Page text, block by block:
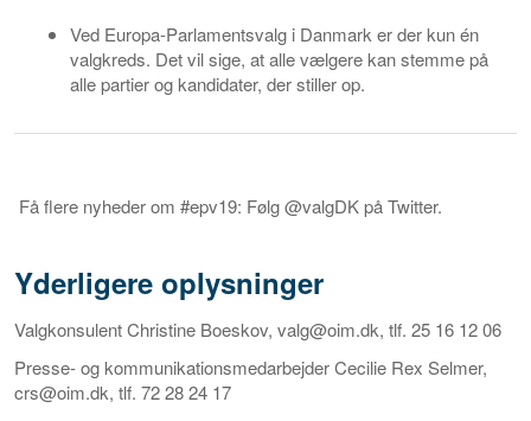
Ved Europa-Parlamentsvalg i Danmark er der kun én
valgkreds. Det vil sige, at alle vælgere kan stemme på
alle partier og kandidater, der stiller op.
Få flere nyheder om #epv19: Følg @valgDK på Twitter.
Yderligere oplysninger
Valgkonsulent Christine Boeskov, valg@oim.dk, tlf. 25 16 12 06
Presse- og kommunikationsmedarbejder Cecilie Rex Selmer,
crs@oim.dk, tlf. 72 28 24 17